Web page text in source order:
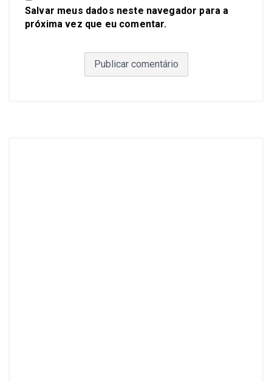
Salvar meus dados neste navegador para a
próxima vez que eu comentar.